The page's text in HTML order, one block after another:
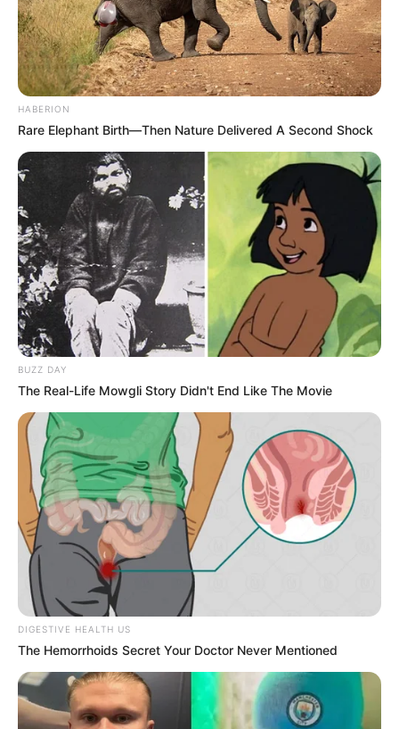
ΔΗΜΟΦΙΛΗ ΑΡΘΡΑ
Υγειονομικοί: Επιστολή-κόλαφος στην
επέτειο των αναστολών..
Υγειονομικοί: Επιστολή-κόλαφος στην επέτειο των...
REINER FUELLMICH ΓΙΑ ΤΗΝ
ΝΥΡΕΜΒΕΡΓΗ 2: «ΣΕ 2 ΕΩΣ 3
ΕΒΔΟΜΑΔΕΣ, ΘΑ...
Η Εκδικητική μανία της
HABERION
Rare Elephant Birth—Then Nature Delivered A Second Shock
BUZZ DAY
The Real-Life Mowgli Story Didn't End Like The Movie
DIGESTIVE HEALTH US
The Hemorrhoids Secret Your Doctor Never Mentioned